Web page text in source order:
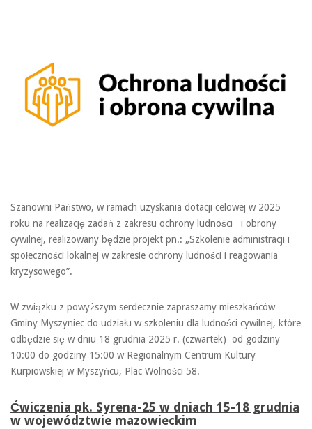
Szanowni Państwo, w ramach uzyskania dotacji celowej w 2025
roku na realizację zadań z zakresu ochrony ludności i obrony
cywilnej, realizowany będzie projekt pn.: „Szkolenie administracji i
społeczności lokalnej w zakresie ochrony ludności i reagowania
kryzysowego”.
W związku z powyższym serdecznie zapraszamy mieszkańców
Gminy Myszyniec do udziału w szkoleniu dla ludności cywilnej, które
odbędzie się w dniu 18 grudnia 2025 r. (czwartek) od godziny
10:00 do godziny 15:00 w Regionalnym Centrum Kultury
Kurpiowskiej w Myszyńcu, Plac Wolności 58.
Ćwiczenia pk. Syrena-25 w dniach 15-18 grudnia
w województwie mazowieckim